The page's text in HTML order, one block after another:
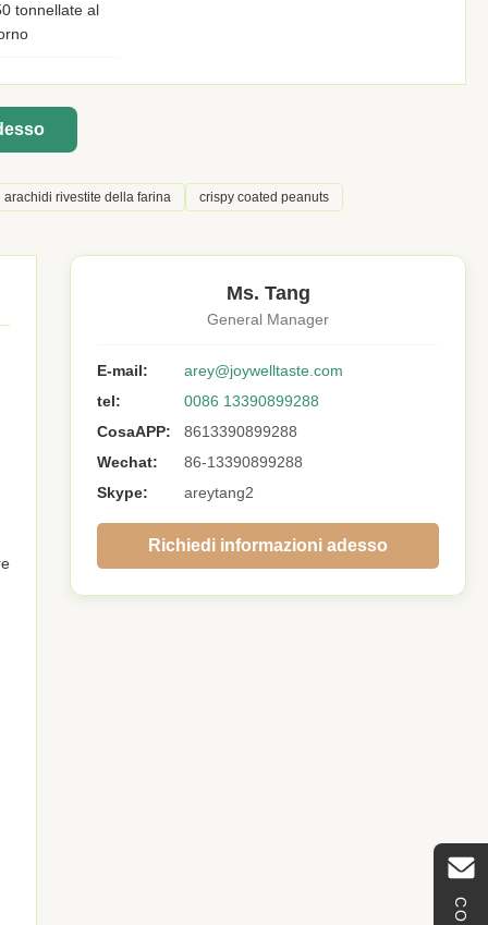
tonnellate al
arachidi rivestite della farina crispy coated peanuts
Ms. Tang
General Manager
E-mail:
arey@joywelltaste.com
tel:
0086 13390899288
CosaAPP:
8613390899288
Wechat:
86-13390899288
Skype:
areytang2
Richiedi informazioni adesso